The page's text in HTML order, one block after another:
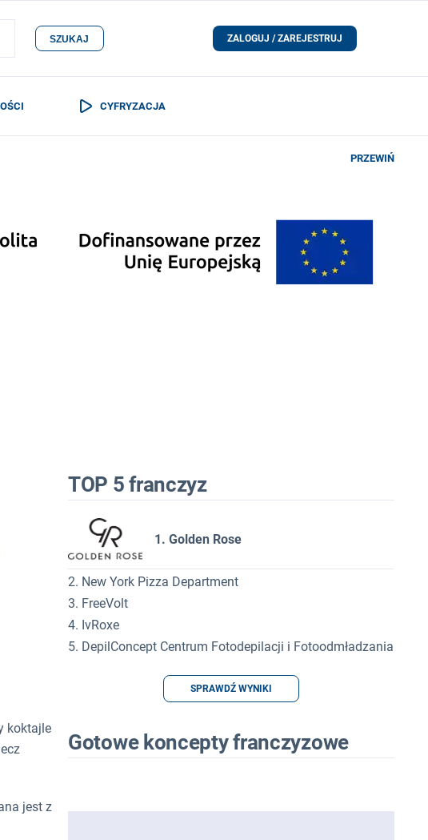
SZUKAJ ZALOGUJ / ZAREJESTRUJ
CYFRYZACJA
PRZEWIŃ
koktajle
jest z
TOP 5 franczyz
1. Golden Rose
2. New York Pizza Department
3. FreeVolt
4. IvRoxe
5. DepilConcept Centrum Fotodepilacji i Fotoodmładzania
SPRAWDŹ WYNIKI
Gotowe koncepty franczyzowe